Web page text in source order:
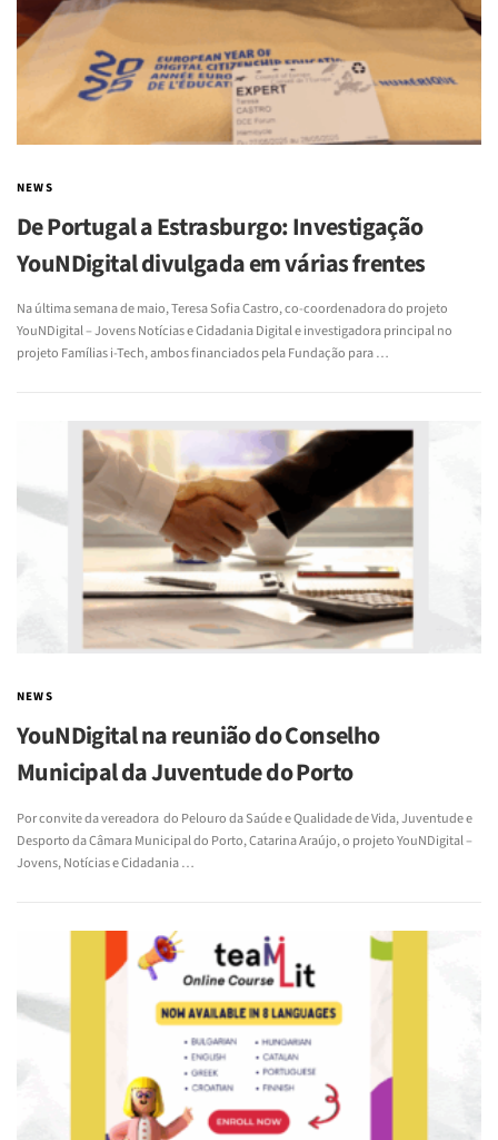
NEWS
De Portugal a Estrasburgo: Investigação
YouNDigital divulgada em várias frentes
Na última semana de maio, Teresa Sofia Castro, co-coordenadora do projeto
YouNDigital – Jovens Notícias e Cidadania Digital e investigadora principal no
projeto Famílias i-Tech, ambos financiados pela Fundação para …
NEWS
YouNDigital na reunião do Conselho
Municipal da Juventude do Porto
Por convite da vereadora do Pelouro da Saúde e Qualidade de Vida, Juventude e
Desporto da Câmara Municipal do Porto, Catarina Araújo, o projeto YouNDigital –
Jovens, Notícias e Cidadania …